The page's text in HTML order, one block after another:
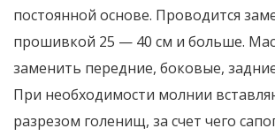
постоянной основе. Проводится
прошивкой 25 — 40 см и больше.
заменить передние, боковые,
При необходимости молнии
разрезом голенищ, за счет чего